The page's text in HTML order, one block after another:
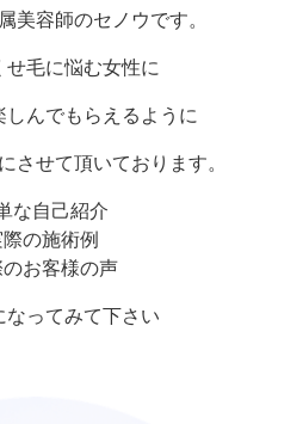
美容師のセノウです。
せ毛に悩む女性に
しんでもらえるように
させて頂いております。
な自己紹介
の施術例
お客様の声
なってみて下さい